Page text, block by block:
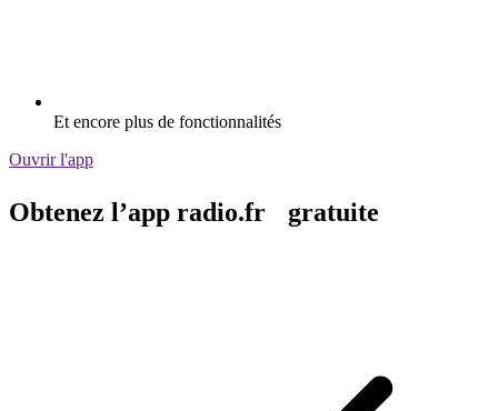
Et encore plus de fonctionnalités
Ouvrir l'app
Obtenez l’app radio.fr gratuite